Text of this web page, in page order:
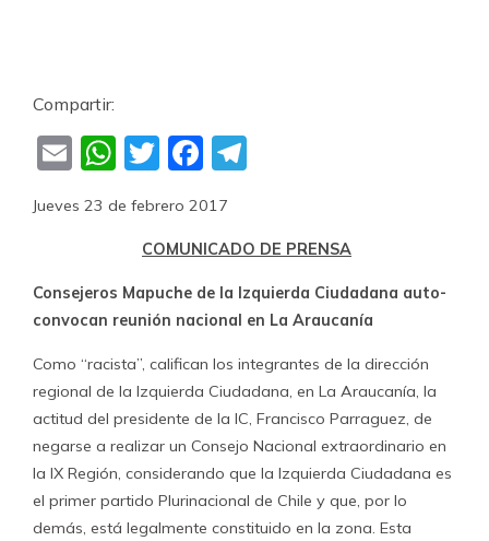
Compartir:
EmailWhatsApp
TwitterFacebook
Jueves 23 de febrero 2017
COMUNICADO DE PRENSA
Consejeros Mapuche de la Izquierda Ciudadana auto-
convocan reunión nacional en La Araucanía
Como “racista”, califican los integrantes de la dirección
regional de la Izquierda Ciudadana, en La Araucanía, la
actitud del presidente de la IC, Francisco Parraguez, de
negarse a realizar un Consejo Nacional extraordinario en
la IX Región, considerando que la Izquierda Ciudadana es
el primer partido Plurinacional de Chile y que, por lo
demás, está legalmente constituido en la zona. Esta